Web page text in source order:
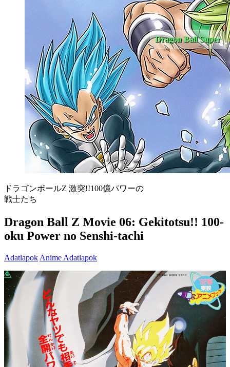
Dragon Ball Super
ドラゴンボールZ 激突!!100億パワーの
戦士たち
Dragon Ball Z Movie 06: Gekitotsu!! 100-
oku Power no Senshi-tachi
Adatlapok Anime Adatlapok